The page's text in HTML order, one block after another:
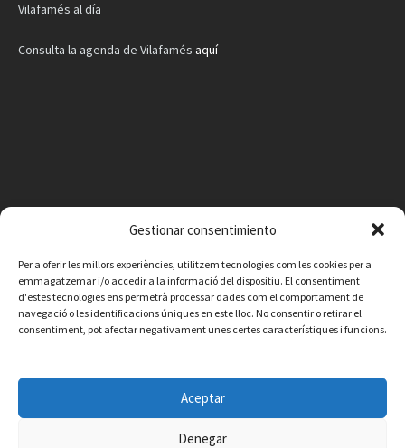
Gestionar consentimiento
Per a oferir les millors experiències, utilitzem tecnologies com les cookies per a
emmagatzemar i/o accedir a la informació del dispositiu. El consentiment
d'estes tecnologies ens permetrà processar dades com el comportament de
navegació o les identificacions úniques en este lloc. No consentir o retirar el
consentiment, pot afectar negativament unes certes característiques i funcions.
Aceptar
Denegar
Vilafamés al día
Consulta la agenda de Vilafamés aquí
Política de privacitat
© 2026 Ajuntament de Vilafamés - Desarrollada por